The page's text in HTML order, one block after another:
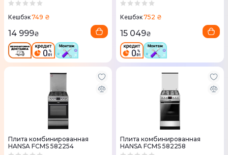
Кешбэк749 ₴
14 999₴
Кешбэк752 ₴
15 049₴
Плита комбинированная
HANSA FCMS 582254
Плита комбинированная
HANSA FCMS 582258